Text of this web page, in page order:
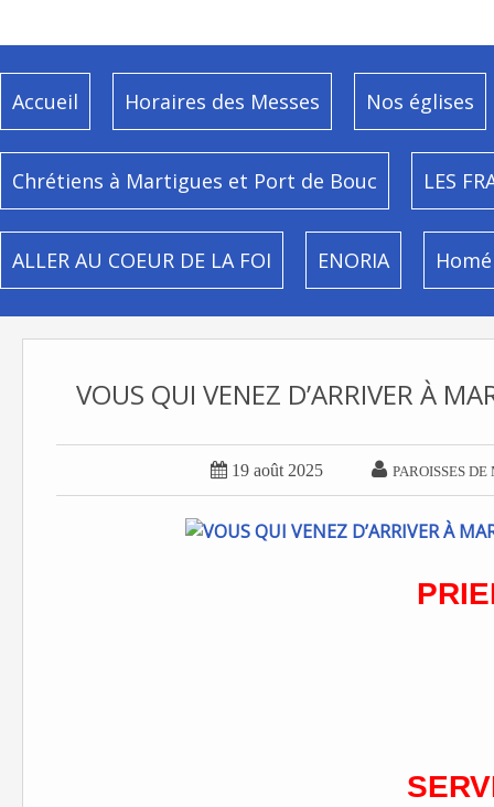
Accueil Horaires des Messes Nos églises
Chrétiens à Martigues et Port de Bouc LES
ALLER AU COEUR DE LA FOI ENORIA
VOUS QUI VENEZ D’ARRIVER À
 19 août 2025  PAROISSES